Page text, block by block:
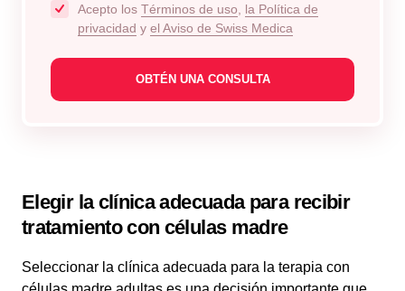
Acepto los Términos de uso
la Política de
privacidad y el Aviso de Swiss Medica
Elegir la clínica adecuada para recibir
tratamiento con células madre
Seleccionar la clínica adecuada para la terapia con